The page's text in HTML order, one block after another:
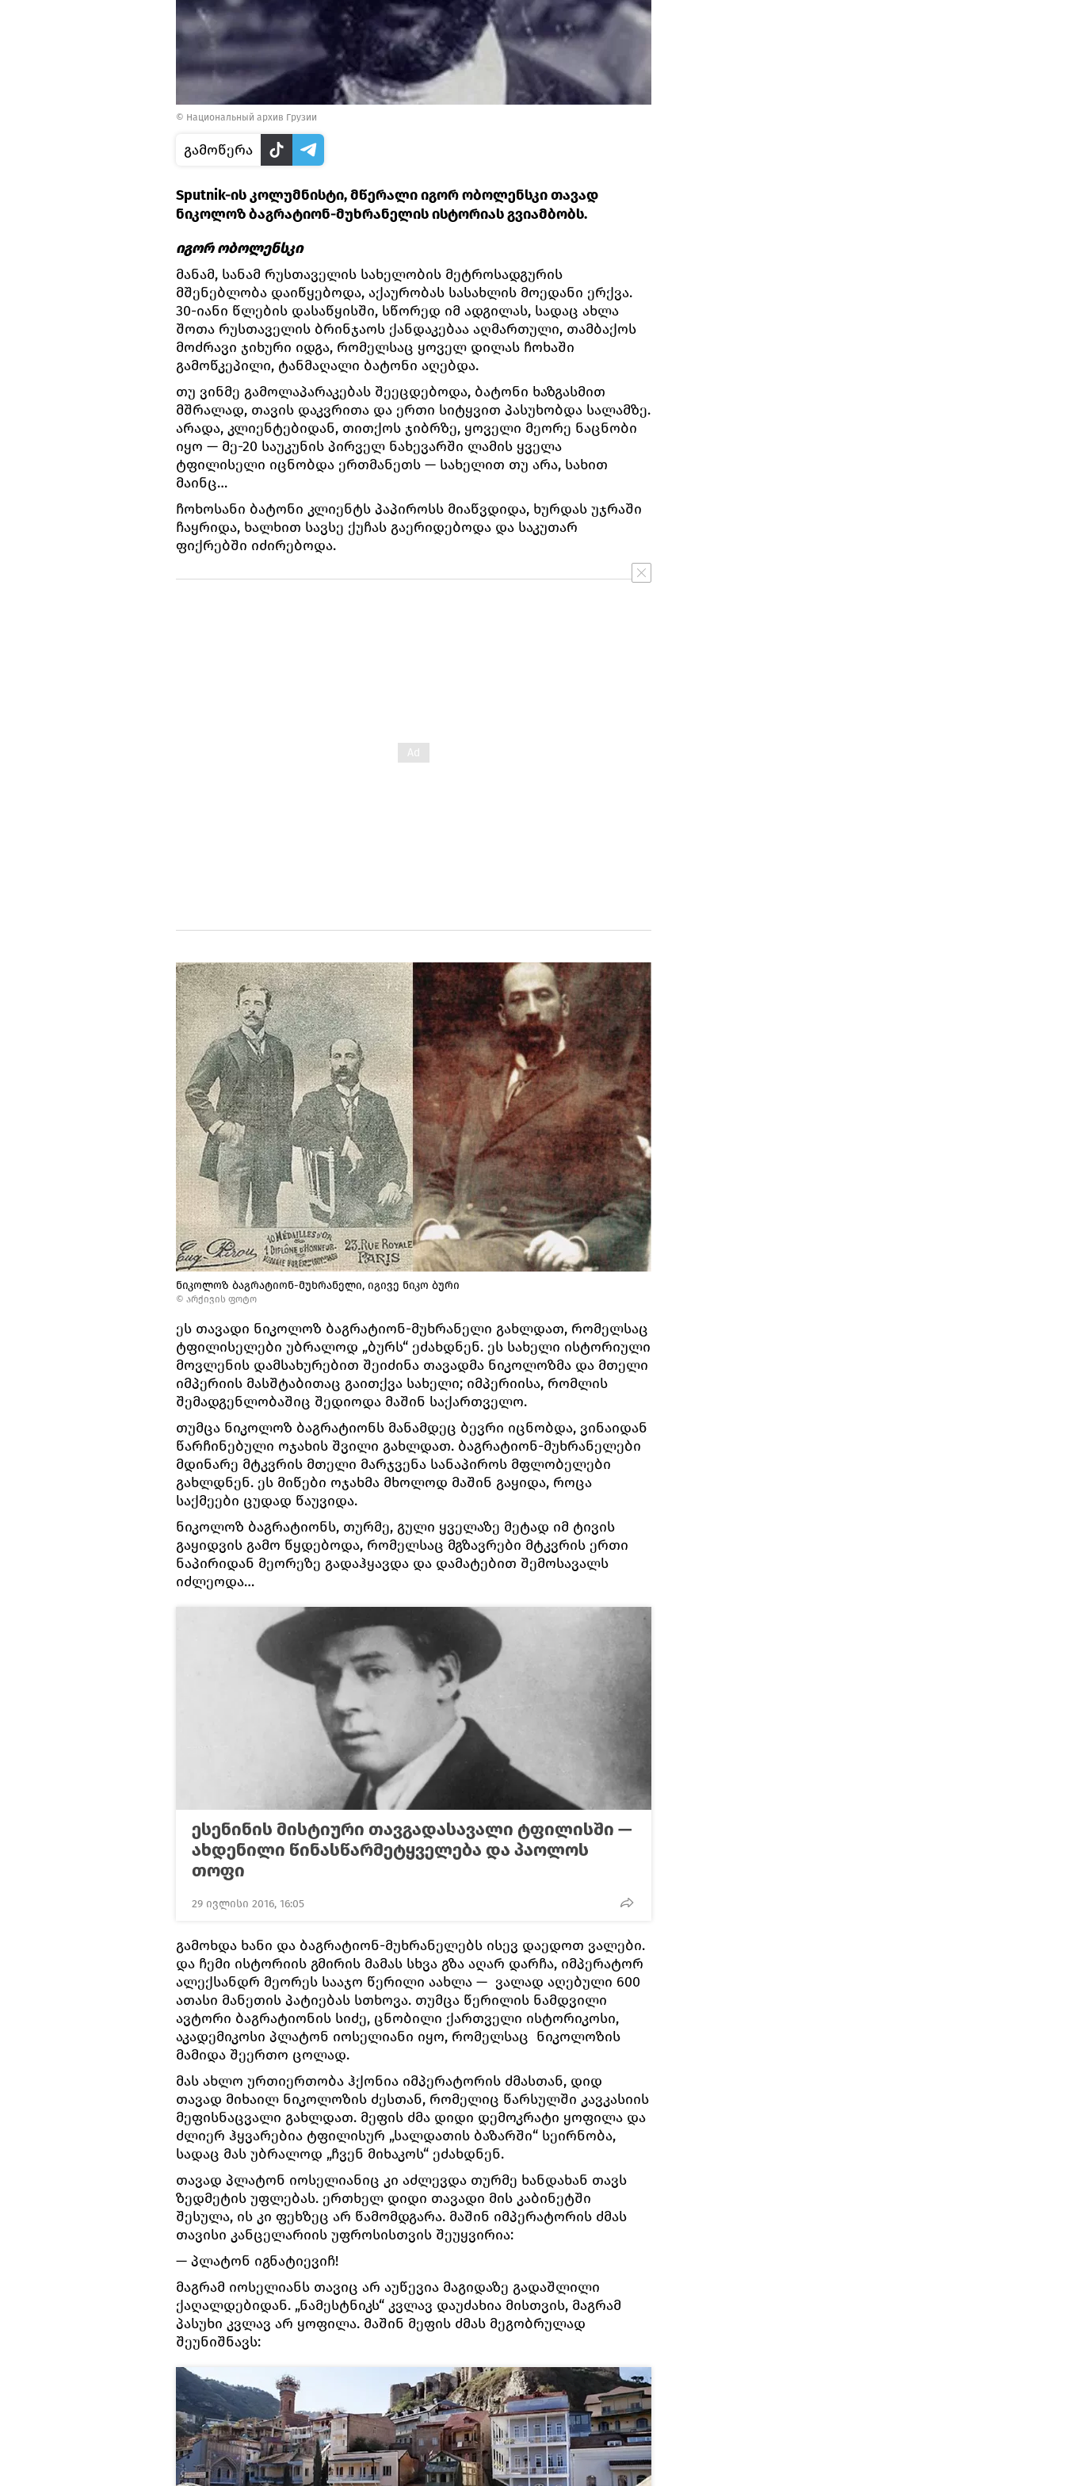
© Национальный архив Грузии
გამოწერა
Sputnik-ის კოლუმნისტი, მწერალი იგორ ობოლენსკი თავად
ნიკოლოზ ბაგრატიონ-მუხრანელის ისტორიას გვიამბობს.
იგორ ობოლენსკი
მანამ, სანამ რუსთაველის სახელობის მეტროსადგურის
მშენებლობა დაიწყებოდა, აქაურობას სასახლის მოედანი ერქვა.
30-იანი წლების დასაწყისში, სწორედ იმ ადგილას, სადაც ახლა
შოთა რუსთაველის ბრინჯაოს ქანდაკებაა აღმართული, თამბაქოს
მოძრავი ჯიხური იდგა, რომელსაც ყოველ დილას ჩოხაში
გამოწკეპილი, ტანმაღალი ბატონი აღებდა.
თუ ვინმე გამოლაპარაკებას შეეცდებოდა, ბატონი ხაზგასმით
მშრალად, თავის დაკვრითა და ერთი სიტყვით პასუხობდა სალამზე.
არადა, კლიენტებიდან, თითქოს ჯიბრზე, ყოველი მეორე ნაცნობი
იყო — მე-20 საუკუნის პირველ ნახევარში ლამის ყველა
ტფილისელი იცნობდა ერთმანეთს — სახელით თუ არა, სახით
მაინც…
ჩოხოსანი ბატონი კლიენტს პაპიროსს მიაწვდიდა, ხურდას უჯრაში
ჩაყრიდა, ხალხით სავსე ქუჩას გაერიდებოდა და საკუთარ
ფიქრებში იძირებოდა.
ნიკოლოზ ბაგრატიონ-მუხრანელი, იგივე ნიკო ბური
© არქივის ფოტო
ეს თავადი ნიკოლოზ ბაგრატიონ-მუხრანელი გახლდათ, რომელსაც
ტფილისელები უბრალოდ „ბურს“ ეძახდნენ. ეს სახელი ისტორიული
მოვლენის დამსახურებით შეიძინა თავადმა ნიკოლოზმა და მთელი
იმპერიის მასშტაბითაც გაითქვა სახელი; იმპერიისა, რომლის
შემადგენლობაშიც შედიოდა მაშინ საქართველო.
თუმცა ნიკოლოზ ბაგრატიონს მანამდეც ბევრი იცნობდა, ვინაიდან
წარჩინებული ოჯახის შვილი გახლდათ. ბაგრატიონ-მუხრანელები
მდინარე მტკვრის მთელი მარჯვენა სანაპიროს მფლობელები
გახლდნენ. ეს მიწები ოჯახმა მხოლოდ მაშინ გაყიდა, როცა
საქმეები ცუდად წაუვიდა.
ნიკოლოზ ბაგრატიონს, თურმე, გული ყველაზე მეტად იმ ტივის
გაყიდვის გამო წყდებოდა, რომელსაც მგზავრები მტკვრის ერთი
ნაპირიდან მეორეზე გადაჰყავდა და დამატებით შემოსავალს
იძლეოდა…
ესენინის მისტიური თავგადასავალი ტფილისში —
ახდენილი წინასწარმეტყველება და პაოლოს
თოფი
29 ივლისი 2016, 16:05
გამოხდა ხანი და ბაგრატიონ-მუხრანელებს ისევ დაედოთ ვალები.
და ჩემი ისტორიის გმირის მამას სხვა გზა აღარ დარჩა, იმპერატორ
ალექსანდრ მეორეს სააჯო წერილი აახლა — ვალად აღებული 600
ათასი მანეთის პატიებას სთხოვა. თუმცა წერილის ნამდვილი
ავტორი ბაგრატიონის სიძე, ცნობილი ქართველი ისტორიკოსი,
აკადემიკოსი პლატონ იოსელიანი იყო, რომელსაც ნიკოლოზის
მამიდა შეერთო ცოლად.
მას ახლო ურთიერთობა ჰქონია იმპერატორის ძმასთან, დიდ
თავად მიხაილ ნიკოლოზის ძესთან, რომელიც წარსულში კავკასიის
მეფისნაცვალი გახლდათ. მეფის ძმა დიდი დემოკრატი ყოფილა და
ძლიერ ჰყვარებია ტფილისურ „სალდათის ბაზარში“ სეირნობა,
სადაც მას უბრალოდ „ჩვენ მიხაკოს“ ეძახდნენ.
თავად პლატონ იოსელიანიც კი აძლევდა თურმე ხანდახან თავს
ზედმეტის უფლებას. ერთხელ დიდი თავადი მის კაბინეტში
შესულა, ის კი ფეხზეც არ წამომდგარა. მაშინ იმპერატორის ძმას
თავისი კანცელარიის უფროსისთვის შეუყვირია:
— პლატონ იგნატიევიჩ!
მაგრამ იოსელიანს თავიც არ აუწევია მაგიდაზე გადაშლილი
ქაღალდებიდან. „ნამესტნიკს“ კვლავ დაუძახია მისთვის, მაგრამ
პასუხი კვლავ არ ყოფილა. მაშინ მეფის ძმას მეგობრულად
შეუნიშნავს: